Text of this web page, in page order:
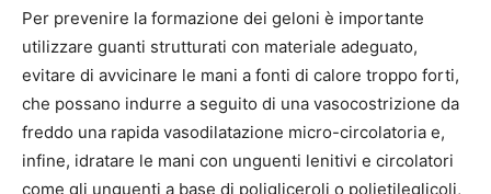
Per prevenire la formazione dei geloni è importante
utilizzare guanti strutturati con materiale adeguato,
evitare di avvicinare le mani a fonti di calore troppo forti,
che possano indurre a seguito di una vasocostrizione da
freddo una rapida vasodilatazione micro-circolatoria e,
infine, idratare le mani con unguenti lenitivi e circolatori
come gli unguenti a base di poligliceroli o polietileglicoli,